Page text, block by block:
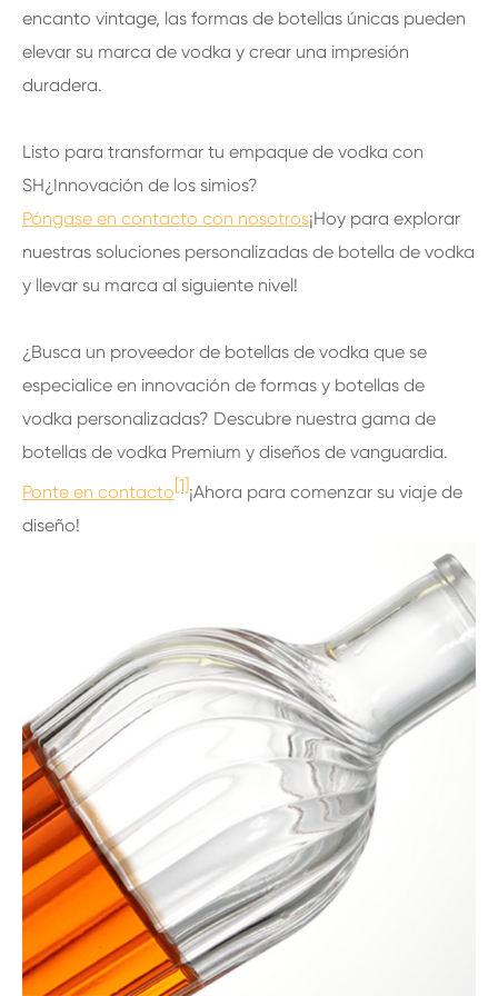
encanto vintage, las formas de botellas únicas pueden
elevar su marca de vodka y crear una impresión
duradera.
Listo para transformar tu empaque de vodka con
SH¿Innovación de los simios?
Póngase en contacto con nosotros¡Hoy para explorar
nuestras soluciones personalizadas de botella de vodka
y llevar su marca al siguiente nivel!
¿Busca un proveedor de botellas de vodka que se
especialice en innovación de formas y botellas de
vodka personalizadas? Descubre nuestra gama de
botellas de vodka Premium y diseños de vanguardia.
Ponte en contacto[1]¡Ahora para comenzar su viaje de
diseño!